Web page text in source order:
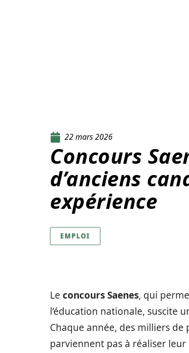
22 mars 2026
Concours
d’anciens
expérience
EMPLOI
Le concours Saenes, qui
l’éducation nationale, suscite
Chaque année, des milliers
parviennent pas à réaliser